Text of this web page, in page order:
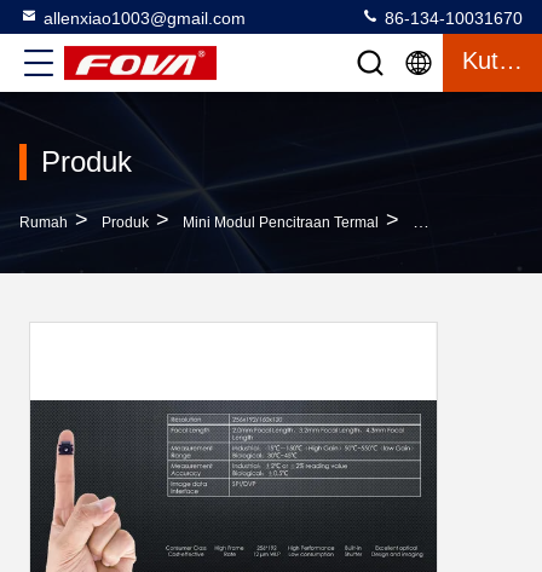
allenxiao1003@gmail.com 86-134-10031670
Kutipan
Produk
Rumah > Produk > Mini Modul Pencitraan Termal > Drone UAV